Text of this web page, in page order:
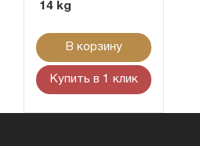
14 kg
В корзину
Купить в 1 клик